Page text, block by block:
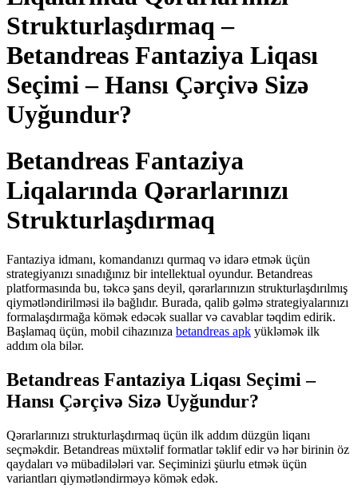
Strukturlaşdırmaq –
Betandreas Fantaziya Liqası
Seçimi – Hansı Çərçivə Sizə
Uyğundur?
Betandreas Fantaziya
Liqalarında Qərarlarınızı
Strukturlaşdırmaq
Fantaziya idmanı, komandanızı qurmaq və idarə etmək üçün
strategiyanızı sınadığınız bir intellektual oyundur. Betandreas
platformasında bu, təkcə şans deyil, qərarlarınızın strukturlaşdırılmış
qiymətləndirilməsi ilə bağlıdır. Burada, qalib gəlmə strategiyalarınızı
formalaşdırmağa kömək edəcək suallar və cavablar təqdim edirik.
Başlamaq üçün, mobil cihazınıza betandreas apk yükləmək ilk
addım ola bilər.
Betandreas Fantaziya Liqası Seçimi –
Hansı Çərçivə Sizə Uyğundur?
Qərarlarınızı strukturlaşdırmaq üçün ilk addım düzgün liqanı
seçməkdir. Betandreas müxtəlif formatlar təklif edir və hər birinin öz
qaydaları və mübadilələri var. Seçiminizi şüurlu etmək üçün
variantları qiymətləndirməyə kömək edək.